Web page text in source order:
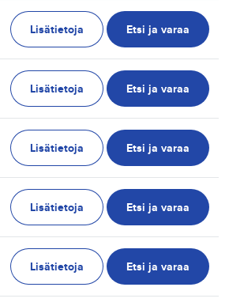
Lisätietoja Etsi ja varaa
Lisätietoja Etsi ja varaa
Lisätietoja Etsi ja varaa
Lisätietoja Etsi ja varaa
Lisätietoja Etsi ja varaa